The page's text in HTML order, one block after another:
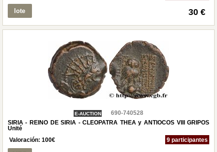
lote 30 €
E-AUCTION
690-740528
SIRIA - REINO DE SIRIA - CLEOPATRA THEA y ANTIOCOS VIII GRIPOS
Unité
Valoración: 100€ 9 participantes